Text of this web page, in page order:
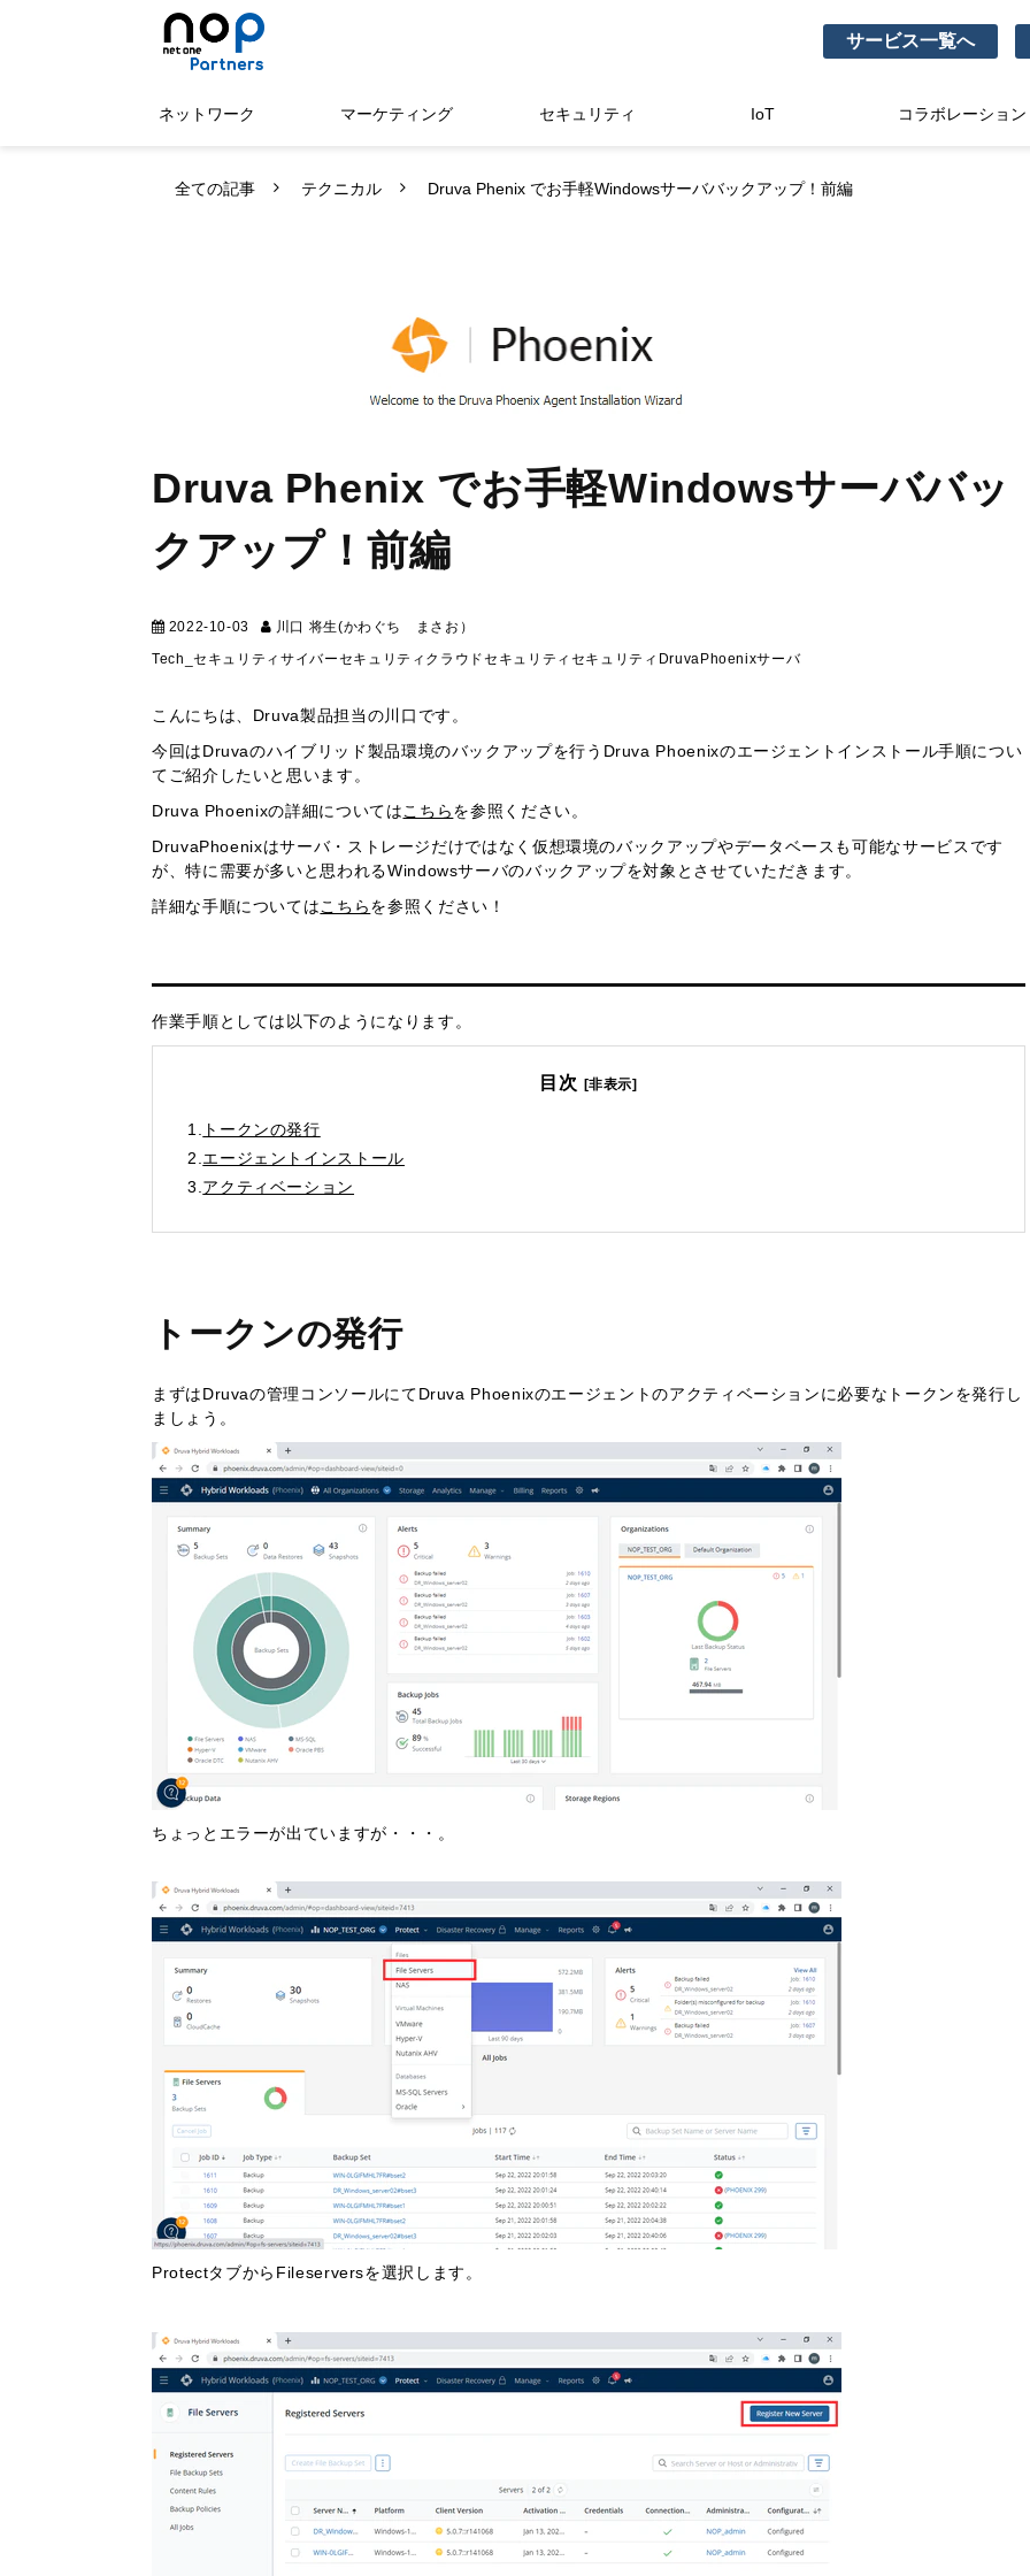
サービス一覧へ
ネットワーク マーケティング セキュリティ IoT コラボレーション
全ての記事 テクニカル Druva Phenix でお手軽Windowsサーババックアップ！前編
Druva Phenix でお手軽Windowsサーババッ
クアップ！前編
2022-10-03 川口 将生(かわぐち まさお）
Tech_セキュリティサイバーセキュリティ クラウドセキュリティ セキュリティ Druva Phoenixサーバ
こんにちは、Druva製品担当の川口です。
今回はDruvaのハイブリッド製品環境のバックアップを行うDruva Phoenixのエージェントインストール手順につい
てご紹介したいと思います。
Druva Phoenixの詳細についてはこちらを参照ください。
DruvaPhoenixはサーバ・ストレージだけではなく仮想環境のバックアップやデータベースも可能なサービスです
が、特に需要が多いと思われるWindowsサーバのバックアップを対象とさせていただきます。
詳細な手順についてはこちらを参照ください！
作業手順としては以下のようになります。
目次 [非表示]
1.
トークンの発行
2. エージェントインストール
3. アクティベーション
トークンの発行
まずはDruvaの管理コンソールにてDruva Phoenixのエージェントのアクティベーションに必要なトークンを発行し
ましょう。
ちょっとエラーが出ていますが・・・。
ProtectタブからFileserversを選択します。